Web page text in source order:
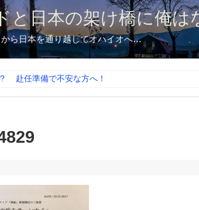
と日本の架け橋に俺は
ら日本を通り越してオハイオへ…
赴任準備で不安な方へ！